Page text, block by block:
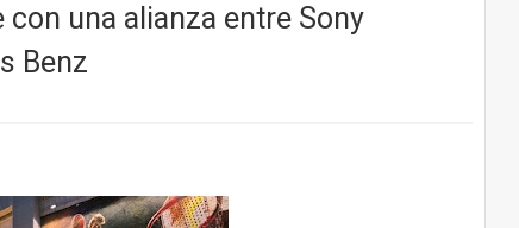
con una alianza entre Sony
Benz